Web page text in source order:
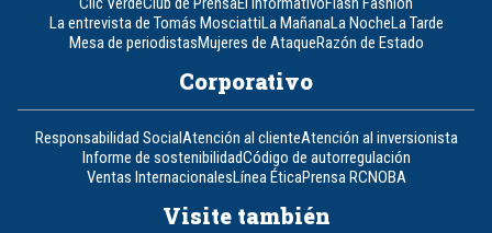
La entrevista de Tomás MosciattiLa MañanaLa NocheLa Tarde
Mesa de periodistasMujeres de AtaqueRazón de Estado
Corporativo
Responsabilidad SocialAtención al clienteAtención al inversionista
Informe de sostenibilidadCódigo de autorregulación
Ventas InternacionalesLínea ÉticaPrensa RCNOBA
Visite también